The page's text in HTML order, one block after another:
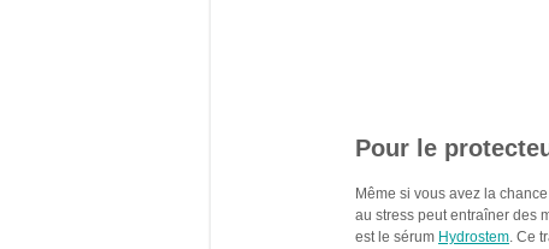
Pour le
Même si vous avez la
au stress peut entraîner des
est le sérum Hydrostem. Ce